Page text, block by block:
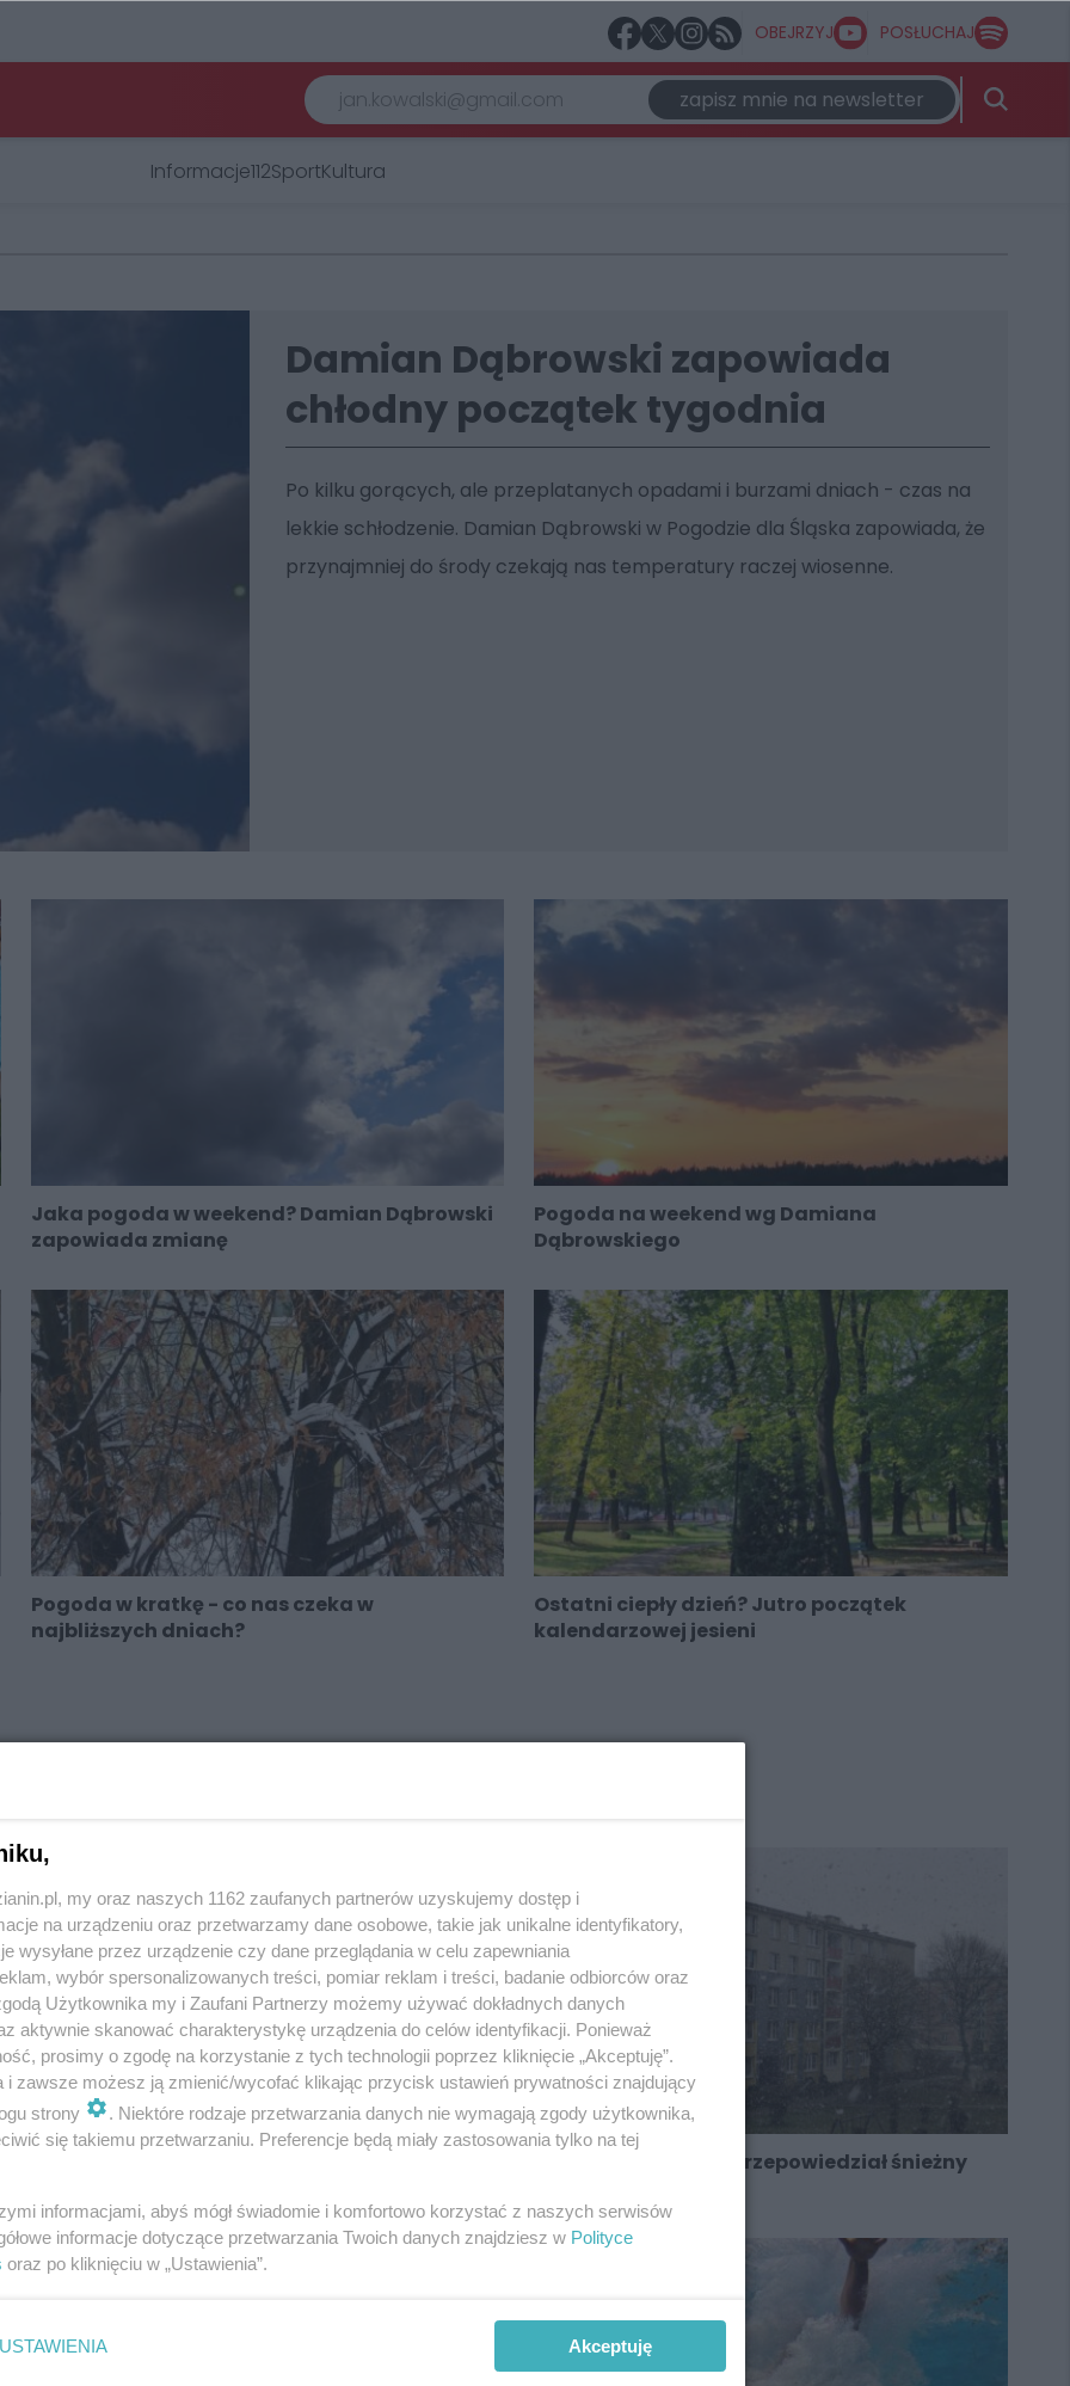
OBEJRZYJ POSŁUCHAJ
zapisz mnie na newsletter
Informacje112SportKultura
Damian Dąbrowski zapowiada
chłodny początek tygodnia
Po kilku gorących, ale przeplatanych opadami i burzami dniach - czas na
lekkie schłodzenie. Damian Dąbrowski w Pogodzie dla Śląska zapowiada, że
przynajmniej do środy czekają nas temperatury raczej wiosenne.
Jaka pogoda w weekend? Damian Dąbrowski
zapowiada zmianę
Pogoda na weekend wg Damiana
Dąbrowskiego
Pogoda w kratkę - co nas czeka w
najbliższych dniach?
Ostatni ciepły dzień? Jutro początek
kalendarzowej jesieni
Damian Dąbrowski przepowiedział śnieżny
my oraz naszych 1162 zaufanych partnerów uzyskujemy dostęp i
na urządzeniu oraz przetwarzamy dane osobowe, takie jak unikalne identyfikatory,
wysyłane przez urządzenie czy dane przeglądania w celu zapewniania
wybór spersonalizowanych treści, pomiar reklam i treści, badanie odbiorców oraz
Użytkownika my i Zaufani Partnerzy możemy używać dokładnych danych
aktywnie skanować charakterystykę urządzenia do celów identyfikacji. Ponieważ
prosimy o zgodę na korzystanie z tych technologii poprzez kliknięcie „Akceptuję”.
i zawsze możesz ją zmienić/wycofać klikając przycisk ustawień prywatności znajdujący
strony
. Niektóre rodzaje przetwarzania danych nie wymagają zgody użytkownika,
się takiemu przetwarzaniu. Preferencje będą miały zastosowania tylko na tej
informacjami, abyś mógł świadomie i komfortowo korzystać z naszych serwisów
informacje dotyczące przetwarzania Twoich danych znajdziesz w Polityce
oraz po kliknięciu w „Ustawienia”.
USTAWIENIA Akceptuję